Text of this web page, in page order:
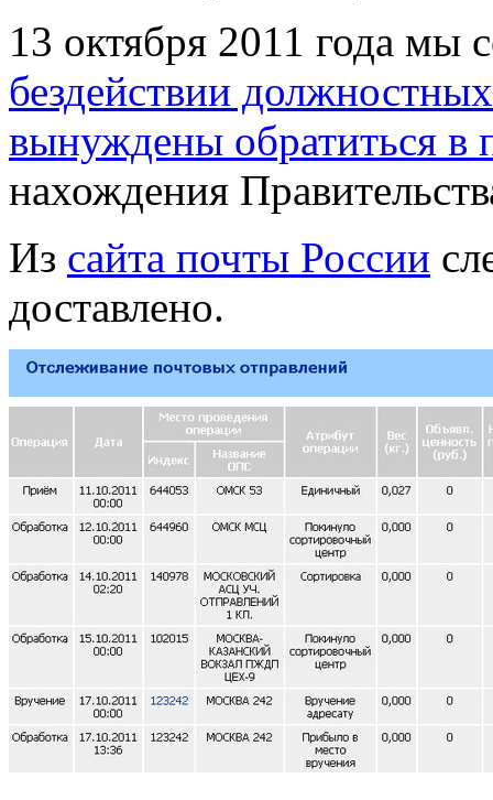
13 октября 2011 года мы
бездействии
вынуждены обратиться в
нахождения
Из сайта почты России
доставлено.